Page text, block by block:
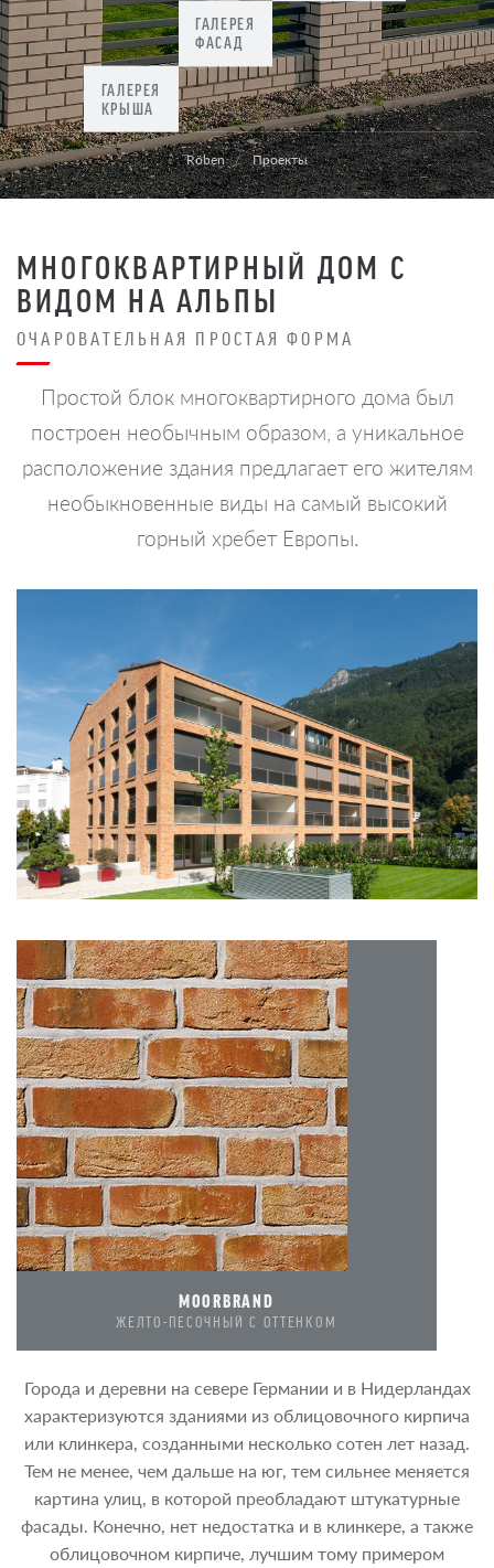
ГАЛЕРЕЯ
КРЫША
ГАЛЕРЕЯ
ФАСАД
Röben Проекты
МНОГОКВАРТИРНЫЙ ДОМ С
ВИДОМ НА АЛЬПЫ
ОЧАРОВАТЕЛЬНАЯ ПРОСТАЯ ФОРМА
Простой блок многоквартирного дома был
построен необычным образом, а уникальное
расположение здания предлагает его жителям
необыкновенные виды на самый высокий
горный хребет Европы.
MOORBRAND
ЖЕЛТО-ПЕСОЧНЫЙ С ОТТЕНКОМ
Города и деревни на севере Германии и в Нидерландах
характеризуются зданиями из облицовочного кирпича
или клинкера, созданными несколько сотен лет назад.
Тем не менее, чем дальше на юг, тем сильнее меняется
картина улиц, в которой преобладают штукатурные
фасады. Конечно, нет недостатка и в клинкере, а также
облицовочном кирпиче, лучшим тому примером